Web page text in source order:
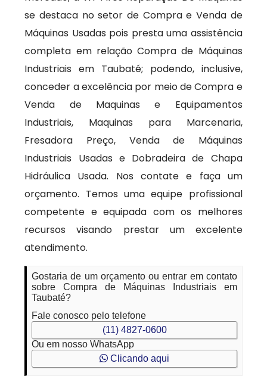
se destaca no setor de Compra e Venda de
Máquinas Usadas pois presta uma assistência
completa em relação Compra de Máquinas
Industriais em Taubaté; podendo, inclusive,
conceder a excelência por meio de Compra e
Venda de Maquinas e Equipamentos
Industriais, Maquinas para Marcenaria,
Fresadora Preço, Venda de Máquinas
Industriais Usadas e Dobradeira de Chapa
Hidráulica Usada. Nos contate e faça um
orçamento. Temos uma equipe profissional
competente e equipada com os melhores
recursos visando prestar um excelente
atendimento.
Gostaria de um orçamento ou entrar em contato
sobre Compra de Máquinas Industriais em
Taubaté?
Fale conosco pelo telefone
(11) 4827-0600
Ou em nosso WhatsApp
Clicando aqui